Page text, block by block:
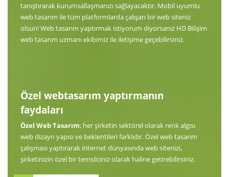
tanıştırarak kurumsallaşmanızı sağlayacaktır. Mobil uyumlu
web tasarım ile tüm platformlarda çalışan bir web siteniz
olsun! Web tasarım yaptırmak istiyorum diyorsanız HD Bilişim
web tasarım uzmanı ekibimiz ile iletişime geçebilirsiniz.
Özel webtasarım yaptırmanın
faydaları
Özel Web Tasarım; her şirketin sektörel olarak renk algısı
web dizayn yapısı ve beklentileri farklıdır. Özel web tasarım
çalışması yaptırarak internet dünyasında web sitenizi,
şirketinizin özel bir temsilciniz olarak haline getirebilirsiniz.